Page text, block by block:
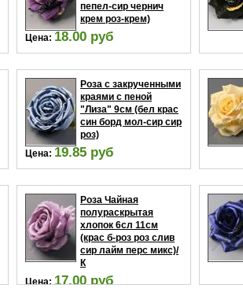
пепел-сир чернич
крем роз-крем)
Цена: 18.00 руб
В корзину »
Роза с закрученными
краями с пеной
"Лиза" 9см (бел крас
син борд мол-сир сир
роз)
Цена: 19.85 руб
В корзину »
Роза Чайная
полураскрытая
хлопок 6сл 11см
(крас б-роз роз слив
сир лайм перс микс)/
К
Цена:17.00 руб